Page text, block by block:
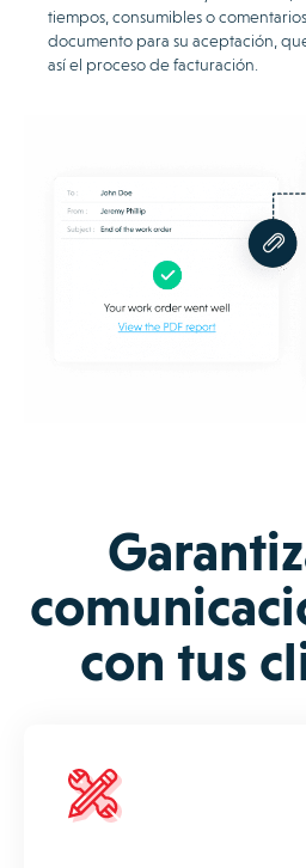
tiempos, consumibles o
documento para su aceptación,
así el proceso de facturación.
con tus